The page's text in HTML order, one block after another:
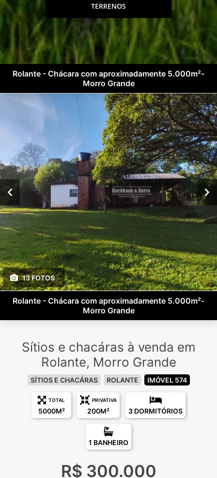
TERRENOS
Rolante - Chácara com aproximadamente 5.000m²-
Morro Grande
13 FOTOS
Rolante - Chácara com aproximadamente 5.000m²-
Morro Grande
Sítios e chacáras à venda em
Rolante, Morro Grande
SÍTIOS E CHACÁRAS ROLANTE IMÓVEL 574
TOTAL
5000M²
PRIVATIVA
200M² 3 DORMITÓRIOS
1 BANHEIRO
R$ 300.000